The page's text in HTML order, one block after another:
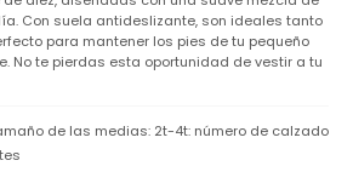
Con suela antideslizante, son ideales tanto
para mantener los pies de tu pequeño
No te pierdas esta oportunidad de vestir a tu
de las medias: 2t-4t: número de calzado